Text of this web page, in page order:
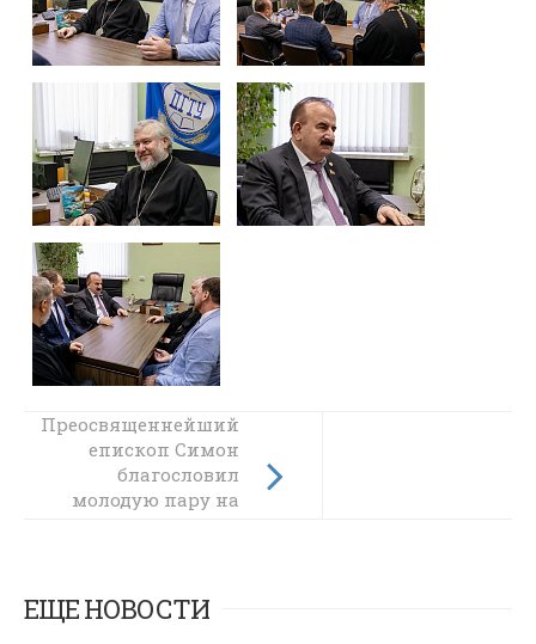
Преосвященнейший
епископ Симон
совершил
Божественную
Богослова при
Институте сферы
Преосвященнейший
епископ Симон
благословил
молодую пару на
ЕЩЕ НОВОСТИ